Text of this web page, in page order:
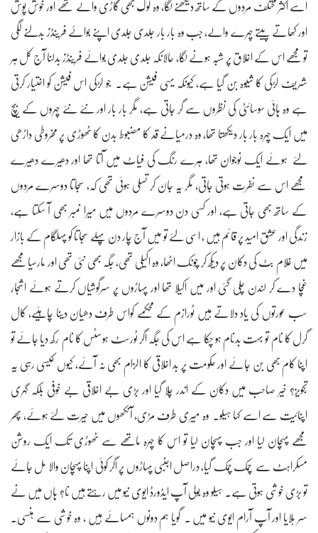
اسے اکثر مختلف مردوں کے ساتھ دیکھنے لگا، وہ لوگ بھی گاڑی والے تھے اور خوش پوش
اور کھاتے پیتے چہرے والے، جب وہ بار بار جلدی جلدی اپنے بواۓ فرینڈز بدلنے لگی
تو مجھے اس کے اخلاق پر شبہ ہونے لگا، حالانکہ جلدی جلدی بوائے فرینڈز بدلنا آج کل ہر
شریف لڑکی کا شیوہ بن گیا ہے، کیونکہ یہی فیشن ہے۔ جو لڑکی اس فیشن کو اختیار کرتی
ہے وہ ہائی سوسائٹی کی نظروں سے گر جاتی ہے، مگر بار بار اور نئے نئے چہروں کے بیچ
میں ایک چہرہ بار بار ‫دیکھتا تھا، وہ درمیانے قد کا مضبوط بدن کا ٹھوڑی پر مخروطی داڑھی
لئے ہوئے ایک نوجوان تھا، ہرے رنگ کی فیاٹ میں آتا تھا اور دھیرے دھیرے
مجھے اس سے نفرت ہوتی جاتی، مگر یہ جان کر تسلی ہوئی تھی کہ، سجاتا دوسرے مردوں
کے ساتھ بھی جاتی ہے، اور کسی دن دوسرے مردوں میں میرا نمبر بھی آ سکتا ہے،
زندگی اور عشق امید پر قائم ہیں ، اسی لئے تو میں آج چار دن پہلے سجاتا کو پہلگام کے بازار
میں غلام بٹ کی دکان پر دیکھ کر چونک اٹھا، وہ اکیلی تھی، جگہ بھی نئی تھی اور مارسیا مجھے
غچا دے کر لندن چلی گئی اور میں اکیلا تھا اور پہاڑوں پر سرگوشیاں کرتے ہوئے اشجار
سب عورتوں کی یاد دلاتے ہیں ٹورازم کے محکمے کواس طرف دھیان دینا چاہئیے، کال
گرل کا نام تو بہت بدنام ہو چکا ہے اس کی جگہ اگر ٹورسٹ ہوسٹس کا نام رکھ دیا جائے تو
اپنا کام بھی بن جائے اور حکومت پر بد اخلاقی کا الزام بھی نہ آئے، کیوں کیسی رہی یہ
تجویز؟ خیر صاحب میں دکان کے اندر چلا گیا اور بڑی بے اخلاقی بے خوفی بلکہ گہری
اپنائیت سے اسے کہا ہیلو۔ وہ میری طرف مڑی، آنکھوں میں حیرت لئے ہوئے، پھر
مجھے پہچان لیا اور جب پہچان لیا تو اس کا چہرہ ماتھے سے ٹھوڑی تک ایک روشن
مسکراہٹ سے چمک چمک گیا، دراصل اجنبی پہاڑوں پر اگر کوئی اپنا پہچان والا مل جائے
تو بڑی خوشی ہوتی ہے۔ ہیلو وہ بولی آپ ایڈورڈ ایوی نیو میں رہتے ہیں نا؟ ہاں میں نے
سر ہلایا اور آپ آرام ایوی نیو میں ۔ گویا ہم دونوں ہمسائے ہیں ، وہ خوشی سے ہنسی۔